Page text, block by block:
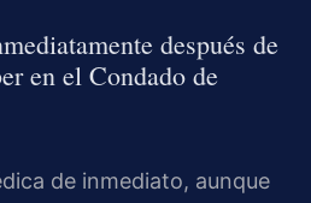
después de
en el Condado de
de inmediato, aunque